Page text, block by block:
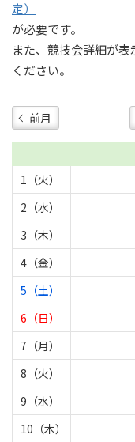
定）
が必要です。
また、競技会詳細が
ください。
前月
1（火）
2（水）
3（木）
4（金）
5（土）
6（日）
7（月）
8（火）
9（水）
10（木）